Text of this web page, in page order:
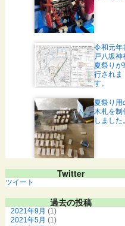
令和元年
戸八坂神
夏祭りが
行されま
す。
夏祭り用
木札を制
しました。
Twitter
ツイート
過去の投稿
2021年9月 (1)
2021年5月 (1)